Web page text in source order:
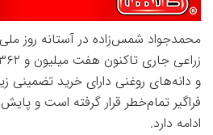
محمدجواد شمس‌زاده در آستانه روز
و دانه‌های روغنی دارای خرید تضمینی
فراگیر تمام‌خطر قرار گرفته است و پایش
ادامه دارد.